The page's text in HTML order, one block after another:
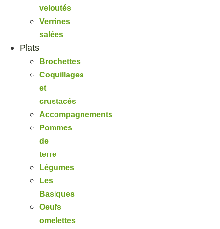
veloutés
Verrines
salées
Plats
Brochettes
Coquillages
et
crustacés
Accompagnements
Pommes
de
terre
Légumes
Les
Basiques
Oeufs
omelettes